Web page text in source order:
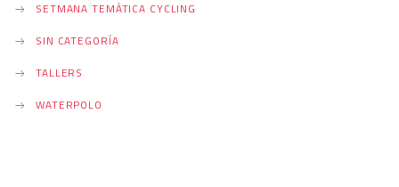
SETMANA TEMÀTICA CYCLING
SIN CATEGORÍA
TALLERS
WATERPOLO